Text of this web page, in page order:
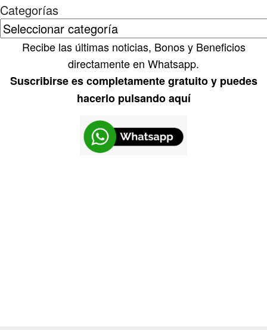
Categorías
Recibe las últimas noticias, Bonos y Beneficios
directamente en Whatsapp.
Suscribirse es completamente gratuito y puedes
hacerlo pulsando aquí